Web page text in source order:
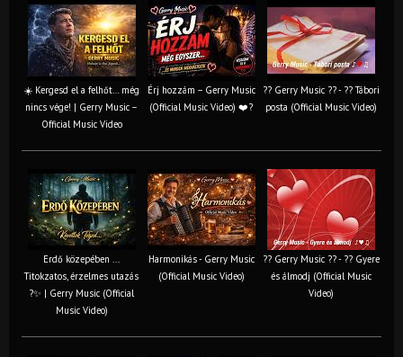
☀️ Kergesd el a felhőt… még
nincs vége! | Gerry Music –
Official Music Video
Érj hozzám – Gerry Music
(Official Music Video) ❤️?
?? Gerry Music ?? - ?? Tábori
posta (Official Music Video)
Erdő közepében ...
Titokzatos, érzelmes utazás
?✨ | Gerry Music (Official
Music Video)
Harmonikás - Gerry Music
(Official Music Video)
?? Gerry Music ?? - ?? Gyere
és álmodj (Official Music
Video)